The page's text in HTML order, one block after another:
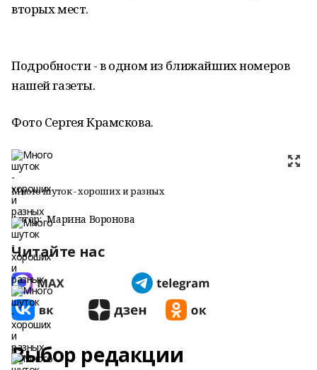
вторых мест.
Подробности - в одном из ближайших номеров
нашей газеты.
Фото Сергея Крамскова.
Много шуток - хороших и разных
Автор: Марина Воронова
Читайте нас
Выбор редакции